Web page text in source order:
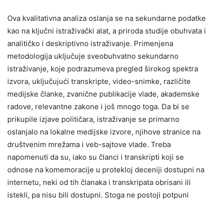
Ova kvalitativna analiza oslanja se na sekundarne podatke
kao na ključni istraživački alat, a priroda studije obuhvata i
analitičko i deskriptivno istraživanje. Primenjena
metodologija uključuje sveobuhvatno sekundarno
istraživanje, koje podrazumeva pregled širokog spektra
izvora, uključujući transkripte, video-snimke, različite
medijske članke, zvanične publikacije vlade, akademske
radove, relevantne zakone i još mnogo toga. Da bi se
prikupile izjave političara, istraživanje se primarno
oslanjalo na lokalne medijske izvore, njihove stranice na
društvenim mrežama i veb-sajtove vlade. Treba
napomenuti da su, iako su članci i transkripti koji se
odnose na komemoracije u protekloj deceniji dostupni na
internetu, neki od tih članaka i transkripata obrisani ili
istekli, pa nisu bili dostupni. Stoga ne postoji potpuni